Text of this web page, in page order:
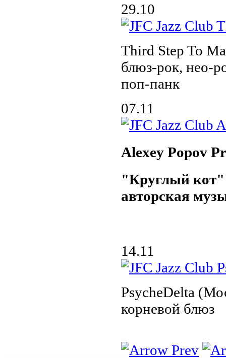
29.10
Third Step To
блюз-рок, нео-
поп-панк
07.11
Alexey Popov
"Круглый кот"
авторская
14.11
PsycheDelta
корневой блюз